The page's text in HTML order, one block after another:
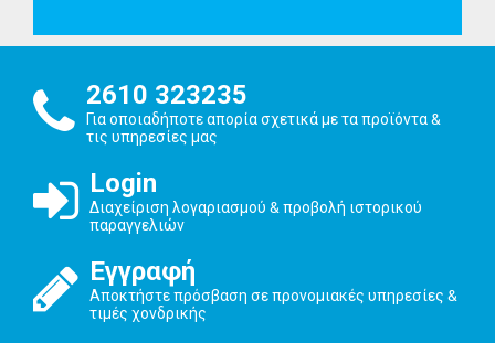
2610 323235
Για οποιαδήποτε απορία σχετικά με τα προϊόντα &
τις υπηρεσίες μας
Login
Διαχείριση λογαριασμού & προβολή ιστορικού
παραγγελιών
Εγγραφή
Αποκτήστε πρόσβαση σε προνομιακές υπηρεσίες &
τιμές χονδρικής